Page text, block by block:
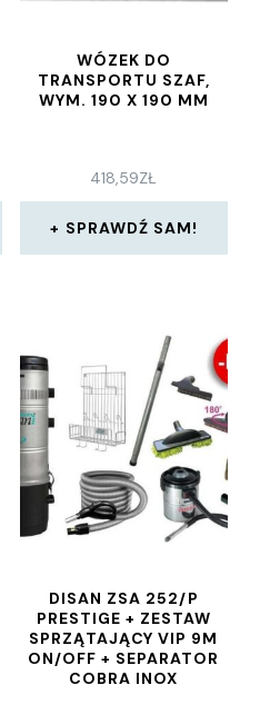
WÓZEK DO
TRANSPORTU SZAF,
WYM. 190 X 190 MM
418,59ZŁ
SPRAWDŹ SAM!
DISAN ZSA 252/P
PRESTIGE + ZESTAW
SPRZĄTAJĄCY VIP 9M
ON/OFF + SEPARATOR
COBRA INOX